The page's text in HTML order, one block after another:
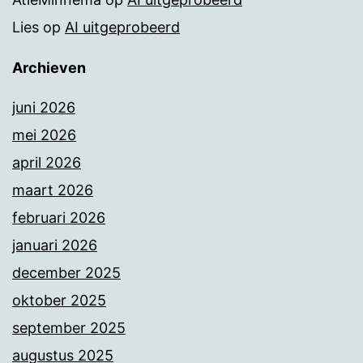
Lies op AI uitgeprobeerd
Archieven
juni 2026
mei 2026
april 2026
maart 2026
februari 2026
januari 2026
december 2025
oktober 2025
september 2025
augustus 2025